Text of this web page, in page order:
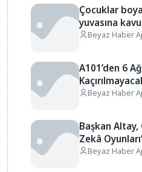
Çocuklar
yuvasına
Beyaz Haber
A101’den 6
Beyaz Haber
Başkan Altay,
Zekâ
Öğrencilerin
Beyaz Haber